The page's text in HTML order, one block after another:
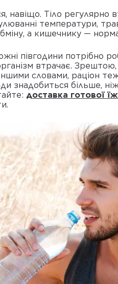
Тіло регулярно
температури,
а кишечнику —
півгодини потрібно
втрачає.
словами, раціон
знадобиться більше,
доставка готової